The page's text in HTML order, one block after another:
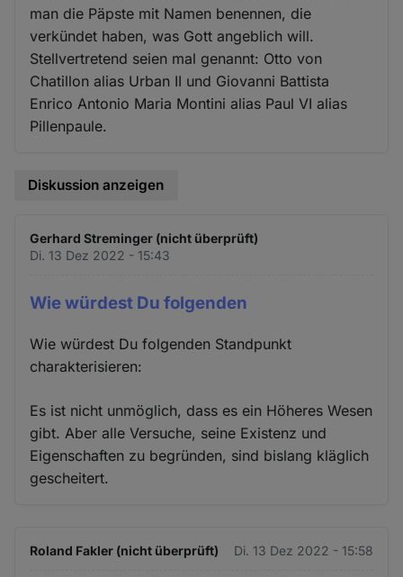
man die Päpste mit Namen benennen, die
verkündet haben, was Gott angeblich will.
Stellvertretend seien mal genannt: Otto von
Chatillon alias Urban II und Giovanni Battista
Enrico Antonio Maria Montini alias Paul VI alias
Pillenpaule.
Diskussion anzeigen
Gerhard Streminger (nicht überprüft)
Di. 13 Dez 2022 - 15:43
Wie würdest Du folgenden
Wie würdest Du folgenden Standpunkt
charakterisieren:
Es ist nicht unmöglich, dass es ein Höheres Wesen
gibt. Aber alle Versuche, seine Existenz und
Eigenschaften zu begründen, sind bislang kläglich
gescheitert.
Roland Fakler (nicht überprüft) Di. 13 Dez 2022 - 15:58